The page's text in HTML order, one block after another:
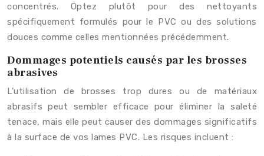
concentrés. Optez plutôt pour des nettoyants
spécifiquement formulés pour le PVC ou des solutions
douces comme celles mentionnées précédemment.
Dommages potentiels causés par les brosses
abrasives
L’utilisation de brosses trop dures ou de matériaux
abrasifs peut sembler efficace pour éliminer la saleté
tenace, mais elle peut causer des dommages significatifs
à la surface de vos lames PVC. Les risques incluent :